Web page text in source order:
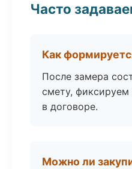
Часто
Как
После замера
смету,
в договоре.
Можно ли